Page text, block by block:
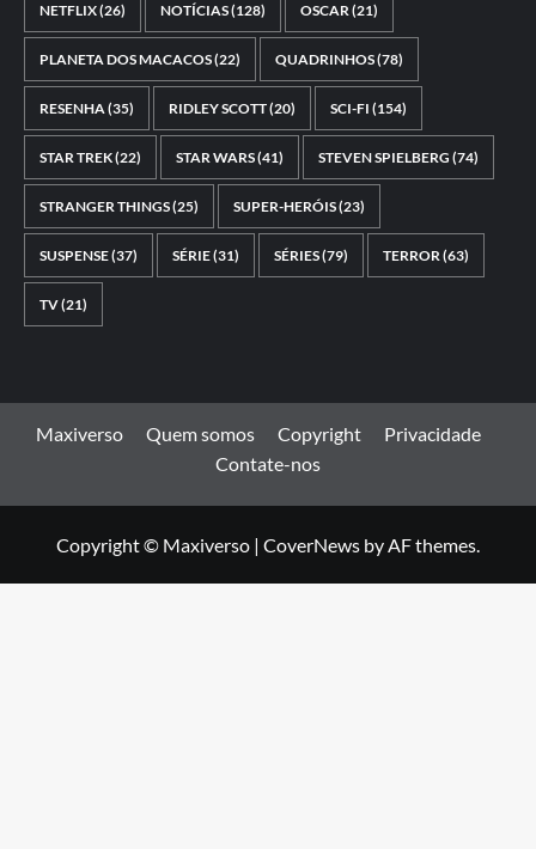
NETFLIX(26) NOTÍCIAS(128) OSCAR(21)
PLANETA DOS MACACOS(22) QUADRINHOS(78)
RESENHA(35) RIDLEY SCOTT(20) SCI-FI (154)
STAR TREK(22) STAR WARS(41) STEVEN SPIELBERG (74)
STRANGER THINGS(25) SUPER-HERÓIS(23)
SUSPENSE(37) SÉRIE(31) SÉRIES(79) TERROR(63)
TV(21)
Maxiverso Quem somos Copyright
Privacidade
Contate-nos
Copyright © Maxiverso | CoverNews by AF themes.